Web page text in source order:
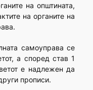
на општината,
на органите на
самоуправа се
а според став 1
е надлежен да
прописи.